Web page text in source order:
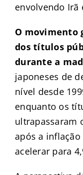
envolvendo Irã
O movimento
dos títulos
durante a
japoneses de
nível desde
enquanto os
ultrapassaram
após a
acelerar para